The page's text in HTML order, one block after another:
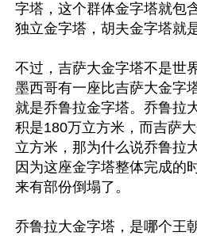
字塔，这个群体金字塔就包
独立金字塔，胡夫金字塔就
不过，吉萨大金字塔不是世
墨西哥有一座比吉萨大金字
就是乔鲁拉金字塔。乔鲁拉
积是180万立方米，而吉萨
立方米，那为什么说乔鲁拉
因为这座金字塔整体完成的
来有部份倒塌了。
乔鲁拉大金字塔，是哪个王